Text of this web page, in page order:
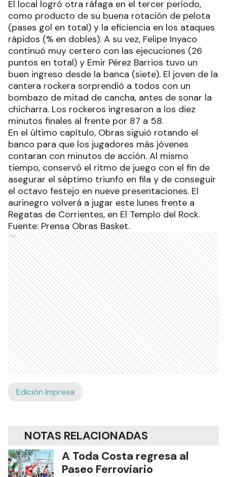
El local logró otra ráfaga en el tercer período,
como producto de su buena rotación de pelota
(pases gol en total) y la eficiencia en los ataques
rápidos (% en dobles). A su vez, Felipe Inyaco
continuó muy certero con las ejecuciones (26
puntos en total) y Emir Pérez Barrios tuvo un
buen ingreso desde la banca (siete). El joven de la
cantera rockera sorprendió a todos con un
bombazo de mitad de cancha, antes de sonar la
chicharra. Los rockeros ingresaron a los diez
minutos finales al frente por 87 a 58.
En el último capítulo, Obras siguió rotando el
banco para que los jugadores más jóvenes
contaran con minutos de acción. Al mismo
tiempo, conservó el ritmo de juego con el fin de
asegurar el séptimo triunfo en fila y de conseguir
el octavo festejo en nueve presentaciones. El
aurinegro volverá a jugar este lunes frente a
Regatas de Corrientes, en El Templo del Rock.
Fuente: Prensa Obras Basket.
Ads
Edición Impresa
NOTAS RELACIONADAS
A Toda Costa regresa al
Paseo Ferroviario